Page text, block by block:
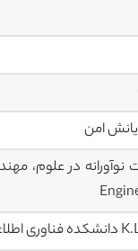
امن